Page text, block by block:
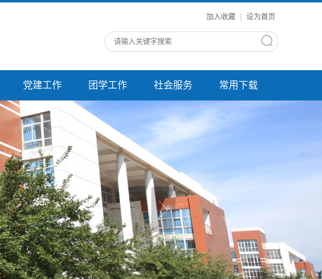
加入收藏 设为首页
党建工作 团学工作 社会服务 常用下载